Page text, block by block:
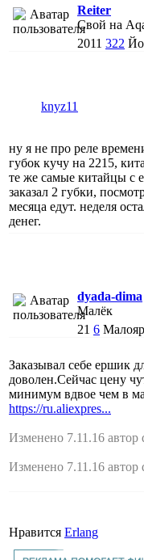
Reiter
Свой на
2011 322
knyz11
ну я не про реле
губок кучу на 2215,
те же самые китайцы с
заказал 2 губки,
месяца едут. неделя
денег.
dyada-dima
Малёк
21 6
Заказывал себе ершик
доволен.Сейчас цену
минимум вдвое чем в
https://ru.aliexpres...
Изменено 7.11.16 автор
Изменено 7.11.16 автор
Нравится Erlang